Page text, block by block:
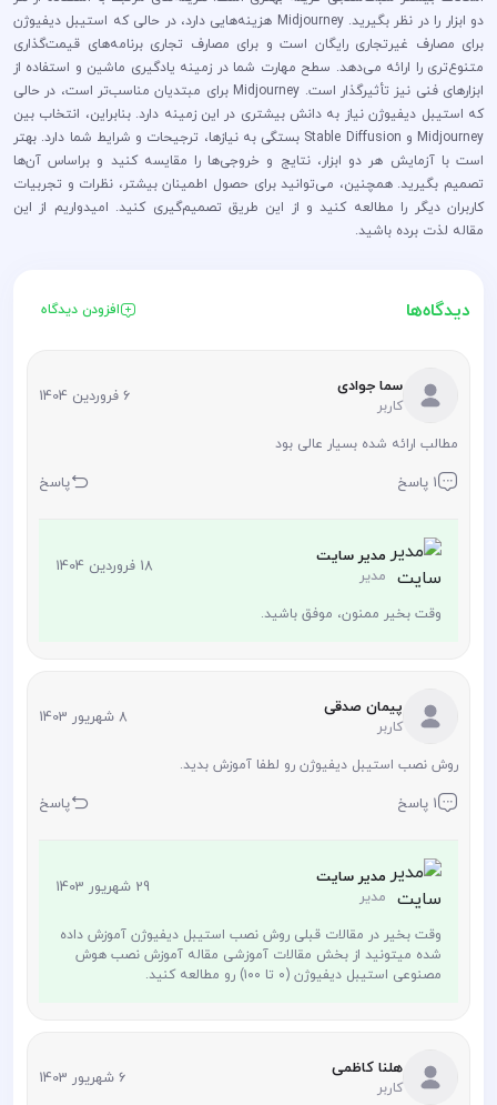
دو ابزار را در نظر بگیرید. Midjourney هزینه‌هایی دارد، در حالی که استیبل دیفیوژن
برای مصارف غیرتجاری رایگان است و برای مصارف تجاری برنامه‌های قیمت‌گذاری
متنوع‌تری را ارائه می‌دهد. سطح مهارت شما در زمینه یادگیری ماشین و استفاده از
ابزارهای فنی نیز تأثیرگذار است. Midjourney برای مبتدیان مناسب‌تر است، در حالی
که استیبل دیفیوژن نیاز به دانش بیشتری در این زمینه دارد. بنابراین، انتخاب بین
Midjourney و Stable Diffusion بستگی به نیازها، ترجیحات و شرایط شما دارد. بهتر
است با آزمایش هر دو ابزار، نتایج و خروجی‌ها را مقایسه کنید و براساس آن‌ها
تصمیم بگیرید. همچنین، می‌توانید برای حصول اطمینان بیشتر، نظرات و تجربیات
کاربران دیگر را مطالعه کنید و از این طریق تصمیم‌گیری کنید. امیدواریم از این
مقاله لذت برده باشید.
دیدگاه‌ها افزودن دیدگاه
سما جوادی
کاربر 6 فروردین 1404
مطالب ارائه شده بسیار عالی بود
1 پاسخ پاسخ
مدیر سایت
مدیر 18 فروردین 1404
وقت بخیر ممنون، موفق باشید.
پیمان صدقی
کاربر 8 شهریور 1403
روش نصب استیبل دیفیوژن رو لطفا آموزش بدید.
1 پاسخ پاسخ
مدیر سایت
مدیر 29 شهریور 1403
وقت بخیر در مقالات قبلی روش نصب استیبل دیفیوژن آموزش داده
شده میتونید از بخش مقالات آموزشی مقاله آموزش نصب هوش
مصنوعی استیبل دیفیوژن (۰ تا ۱۰۰) رو مطالعه کنید.
هلنا کاظمی
کاربر 6 شهریور 1403